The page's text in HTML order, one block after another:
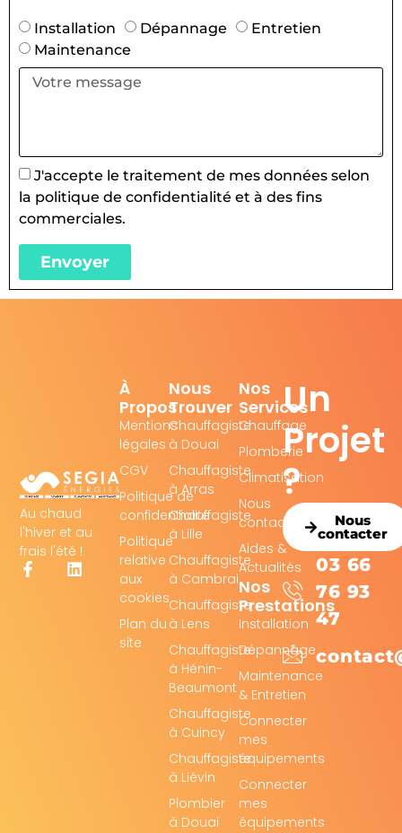
Installation Dépannage
Entretien
Maintenance
J'accepte le traitement de mes données selon
la politique de confidentialité et à des fins
commerciales.
Envoyer
Nos
Services
Chauffage
Plomberie
Climatisation
Nous
contacter
Aides &
Actualités
Nos
Prestations
Installation
Dépannage
Maintenance
& Entretien
Connecter
mes
équipements
Connecter
mes
équipements
Au chaud
l'hiver et au
frais l'été !
Nous
Trouver
Chauffagiste
à Douai
Chauffagiste
à Arras
Chauffagiste
à Lille
Chauffagiste
à Cambrai
Chauffagiste
à Lens
Chauffagiste
à Hénin-
Beaumont
Chauffagiste
à Cuincy
Chauffagiste
à Liévin
Plombier
à Douai
À
Propos
Mentions
légales
CGV
Politique de
confidentialité
Politique
relative
aux
cookies
Plan du
site
Un
Projet
?
Nous
contacter
03 66
76 93
47